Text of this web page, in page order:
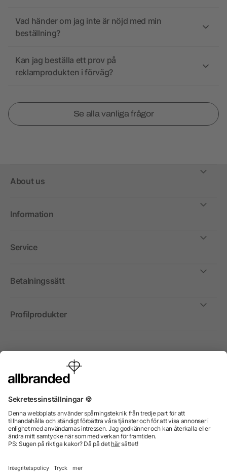
Vad händer om jag inte är nöjd med min
beställning?
Kan jag beställa ett prov på
reklamprodukten i förväg?
Se alla vanliga frågor
About us
Information
Service
Betalningssätt
Profilprodukter
Internationellt
enbart till företag, institutioner, föreningar och